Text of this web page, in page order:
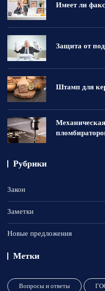
Имеет ли
Защита от
Штамп для
Рубрики
Закон
Заметки
Новые предложения
Метки
Вопросы и ответы